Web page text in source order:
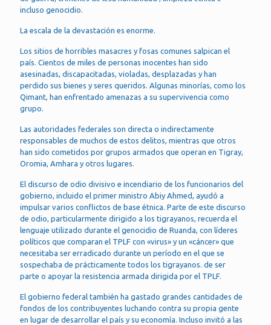
incluso genocidio.
La escala de la devastación es enorme.
Los sitios de horribles masacres y fosas comunes salpican el
país. Cientos de miles de personas inocentes han sido
asesinadas, discapacitadas, violadas, desplazadas y han
perdido sus bienes y seres queridos. Algunas minorías, como los
Qimant, han enfrentado amenazas a su supervivencia como
grupo.
Las autoridades federales son directa o indirectamente
responsables de muchos de estos delitos, mientras que otros
han sido cometidos por grupos armados que operan en Tigray,
Oromia, Amhara y otros lugares.
El discurso de odio divisivo e incendiario de los funcionarios del
gobierno, incluido el primer ministro Abiy Ahmed, ayudó a
impulsar varios conflictos de base étnica. Parte de este discurso
de odio, particularmente dirigido a los tigrayanos, recuerda el
lenguaje utilizado durante el genocidio de Ruanda, con líderes
políticos que comparan el TPLF con «virus» y un «cáncer» que
necesitaba ser erradicado durante un período en el que se
sospechaba de prácticamente todos los tigrayanos. de ser
parte o apoyar la resistencia armada dirigida por el TPLF.
El gobierno federal también ha gastado grandes cantidades de
fondos de los contribuyentes luchando contra su propia gente
en lugar de desarrollar el país y su economía. Incluso invitó a las